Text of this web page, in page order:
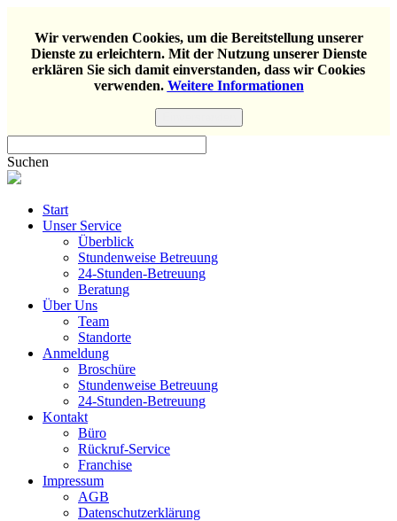
Wir verwenden Cookies, um die Bereitstellung unserer
Dienste zu erleichtern. Mit der Nutzung unserer Dienste
erklären Sie sich damit einverstanden, dass wir Cookies
verwenden. Weitere Informationen
Suchen
Start
Unser Service
Überblick
Stundenweise Betreuung
24-Stunden-Betreuung
Beratung
Über Uns
Team
Standorte
Anmeldung
Broschüre
Stundenweise Betreuung
24-Stunden-Betreuung
Kontakt
Büro
Rückruf-Service
Franchise
Impressum
AGB
Datenschutzerklärung